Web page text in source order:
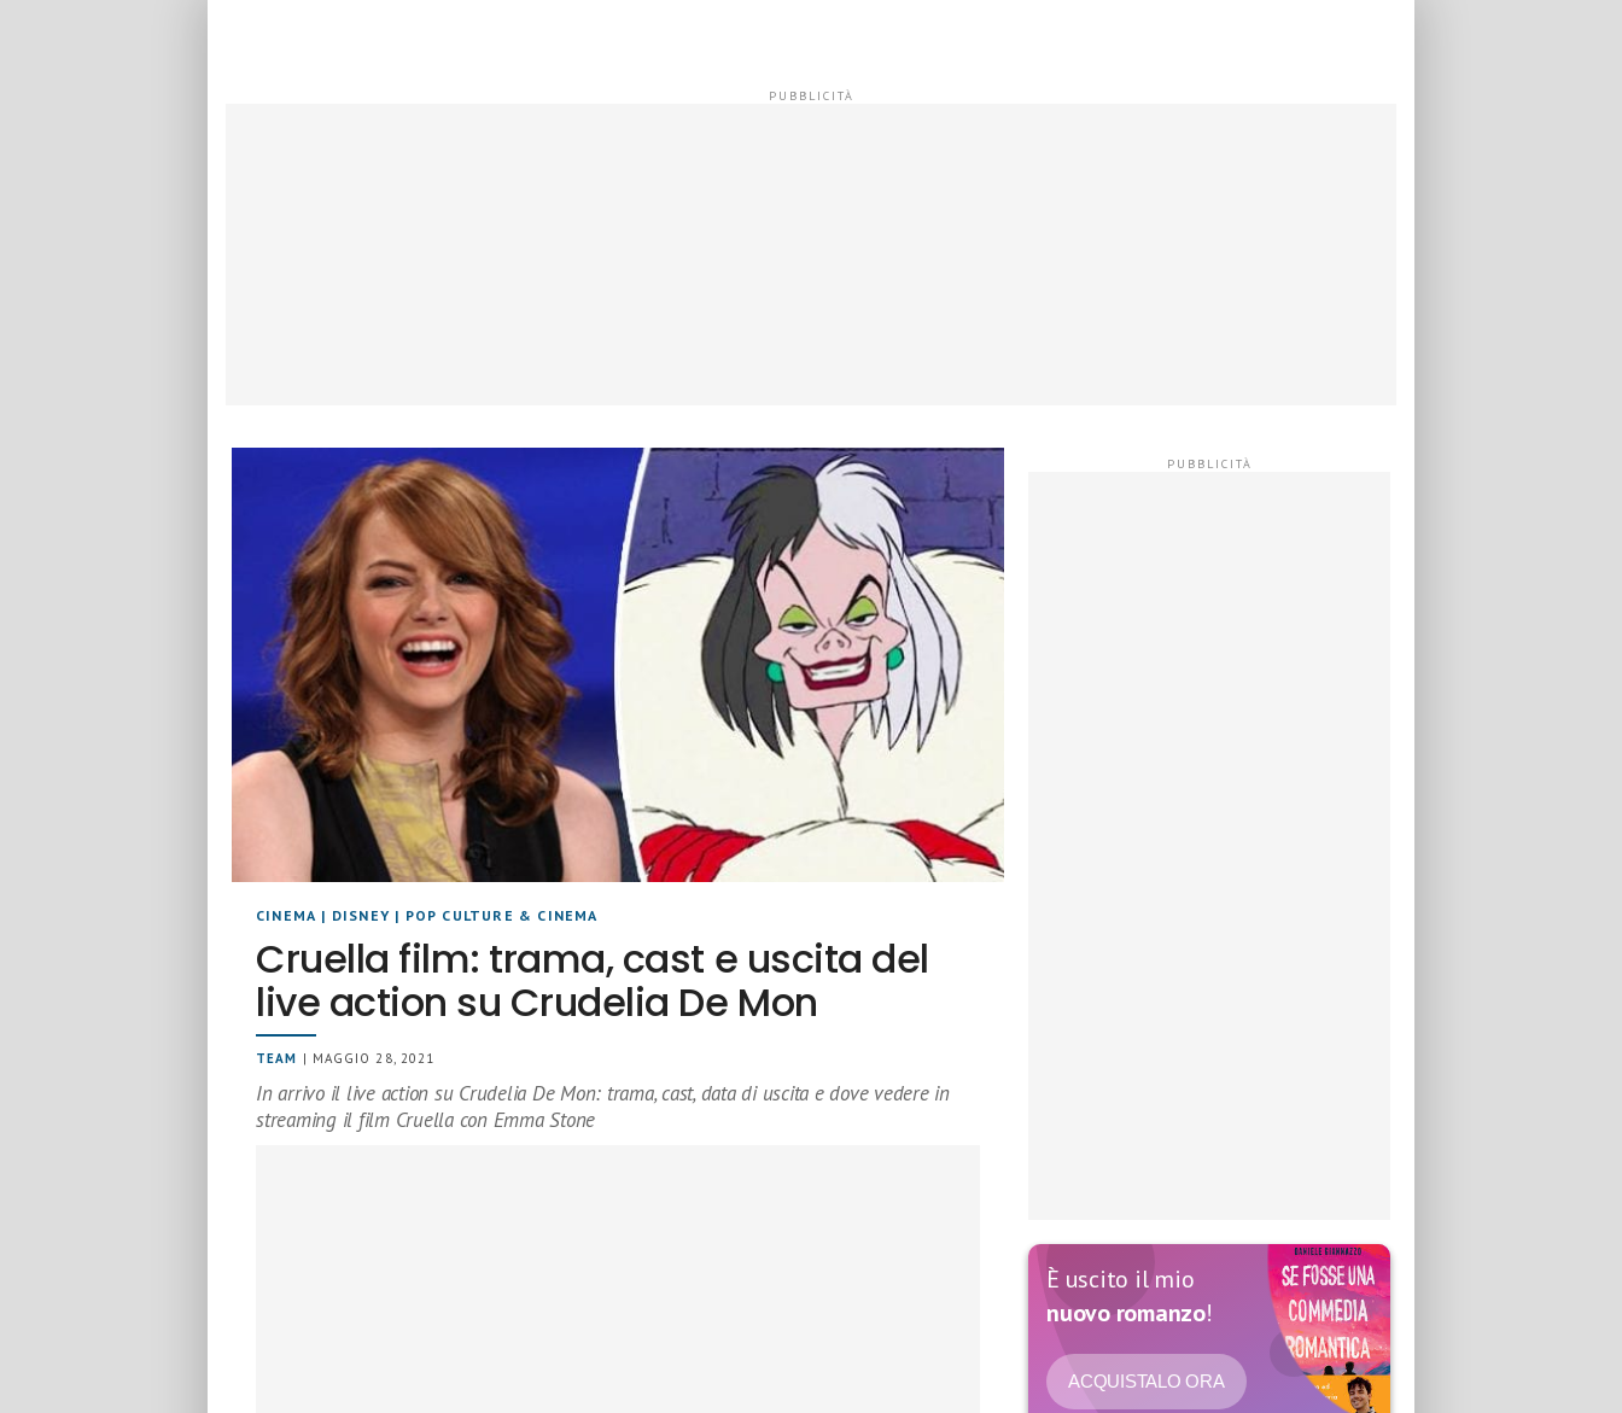
CINEMA | DISNEY | POP CULTURE & CINEMA
Cruella film: trama, cast e uscita del
live action su Crudelia De Mon
TEAM | MAGGIO 28, 2021
In arrivo il live action su Crudelia De Mon: trama, cast, data di uscita e dove vedere in
streaming il film Cruella con Emma Stone
È uscito il mio
nuovo romanzo!
ACQUISTALO ORA